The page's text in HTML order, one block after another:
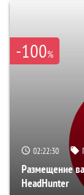
-100%
02:22:29
Размещение
HeadHunter